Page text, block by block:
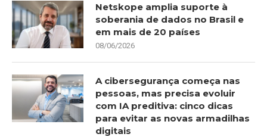
Netskope amplia suporte à
soberania de dados no Brasil e
em mais de 20 países
08/06/2026
A cibersegurança começa nas
pessoas, mas precisa evoluir
com IA preditiva: cinco dicas
para evitar as novas armadilhas
digitais